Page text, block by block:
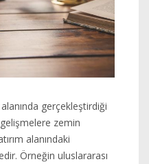
gerçekleştirdiği
zemin
alanındaki
Örneğin uluslararası